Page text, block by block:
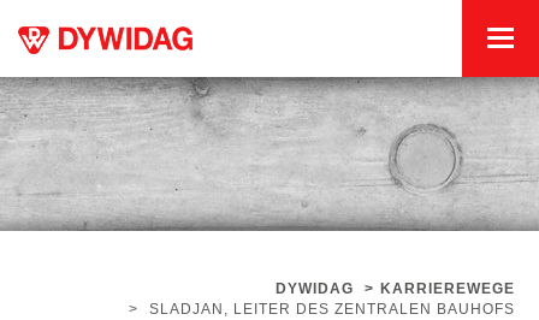
DYWIDAG > KARRIEREWEGE
>
SLADJAN, LEITER DES ZENTRALEN BAUHOFS